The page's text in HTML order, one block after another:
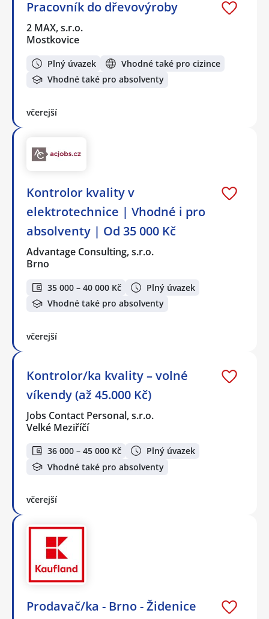
Pracovník do dřevovýroby
2 MAX, s.r.o.
Mostkovice
Plný úvazek
Vhodné také pro cizince
Vhodné také pro absolventy
včerejší
Kontrolor kvality v
elektrotechnice | Vhodné i pro
absolventy | Od 35 000 Kč
Advantage Consulting, s.r.o.
Brno
35 000 – 40 000 Kč
Plný úvazek
Vhodné také pro absolventy
včerejší
Kontrolor/ka kvality – volné
víkendy (až 45.000 Kč)
Jobs Contact Personal, s.r.o.
Velké Meziříčí
36 000 – 45 000 Kč
Plný úvazek
Vhodné také pro absolventy
včerejší
Prodavač/ka - Brno - Židenice